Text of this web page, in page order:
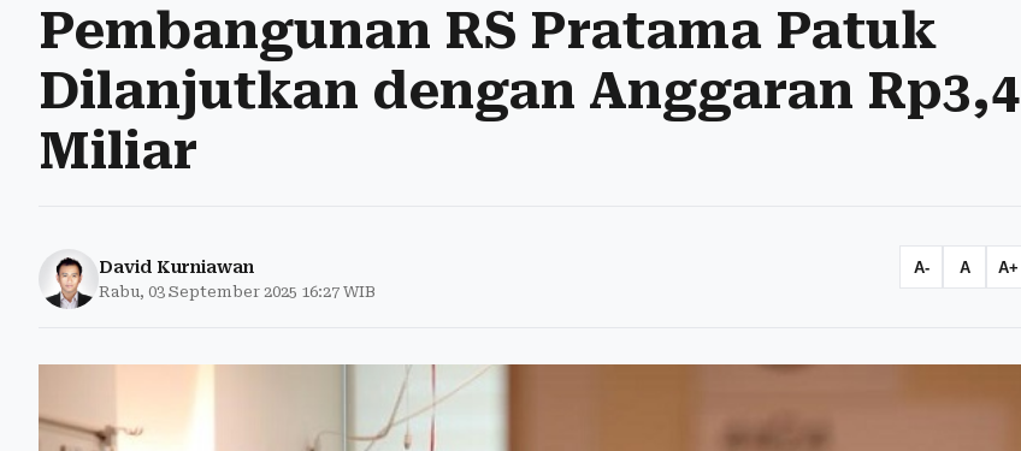
Pembangunan RS Pratama Patuk
Dilanjutkan dengan Anggaran Rp3,4
Miliar
David Kurniawan
Rabu, 03 September 2025 16:27 WIB
A- A A+